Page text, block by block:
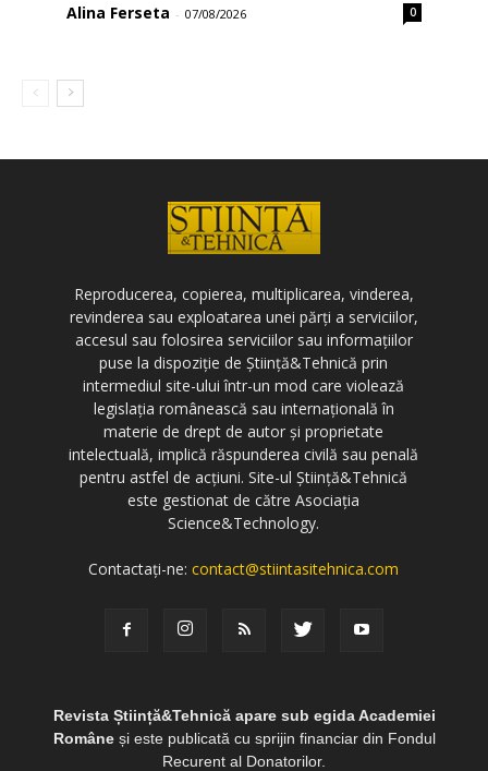
Alina Ferseta - 07/08/2026 0
Reproducerea, copierea, multiplicarea, vinderea,
revinderea sau exploatarea unei părți a serviciilor,
accesul sau folosirea serviciilor sau informațiilor
puse la dispoziție de Știință&Tehnică prin
intermediul site-ului într-un mod care violează
legislația românească sau internațională în
materie de drept de autor și proprietate
intelectuală, implică răspunderea civilă sau penală
pentru astfel de acțiuni. Site-ul Știință&Tehnică
este gestionat de către Asociația
Science&Technology.
Contactați-ne:contact@stiintasitehnica.com
Revista Știință&Tehnică apare sub egida Academiei
Româneși este publicată cu sprijin financiar din Fondul
Recurent al Donatorilor.